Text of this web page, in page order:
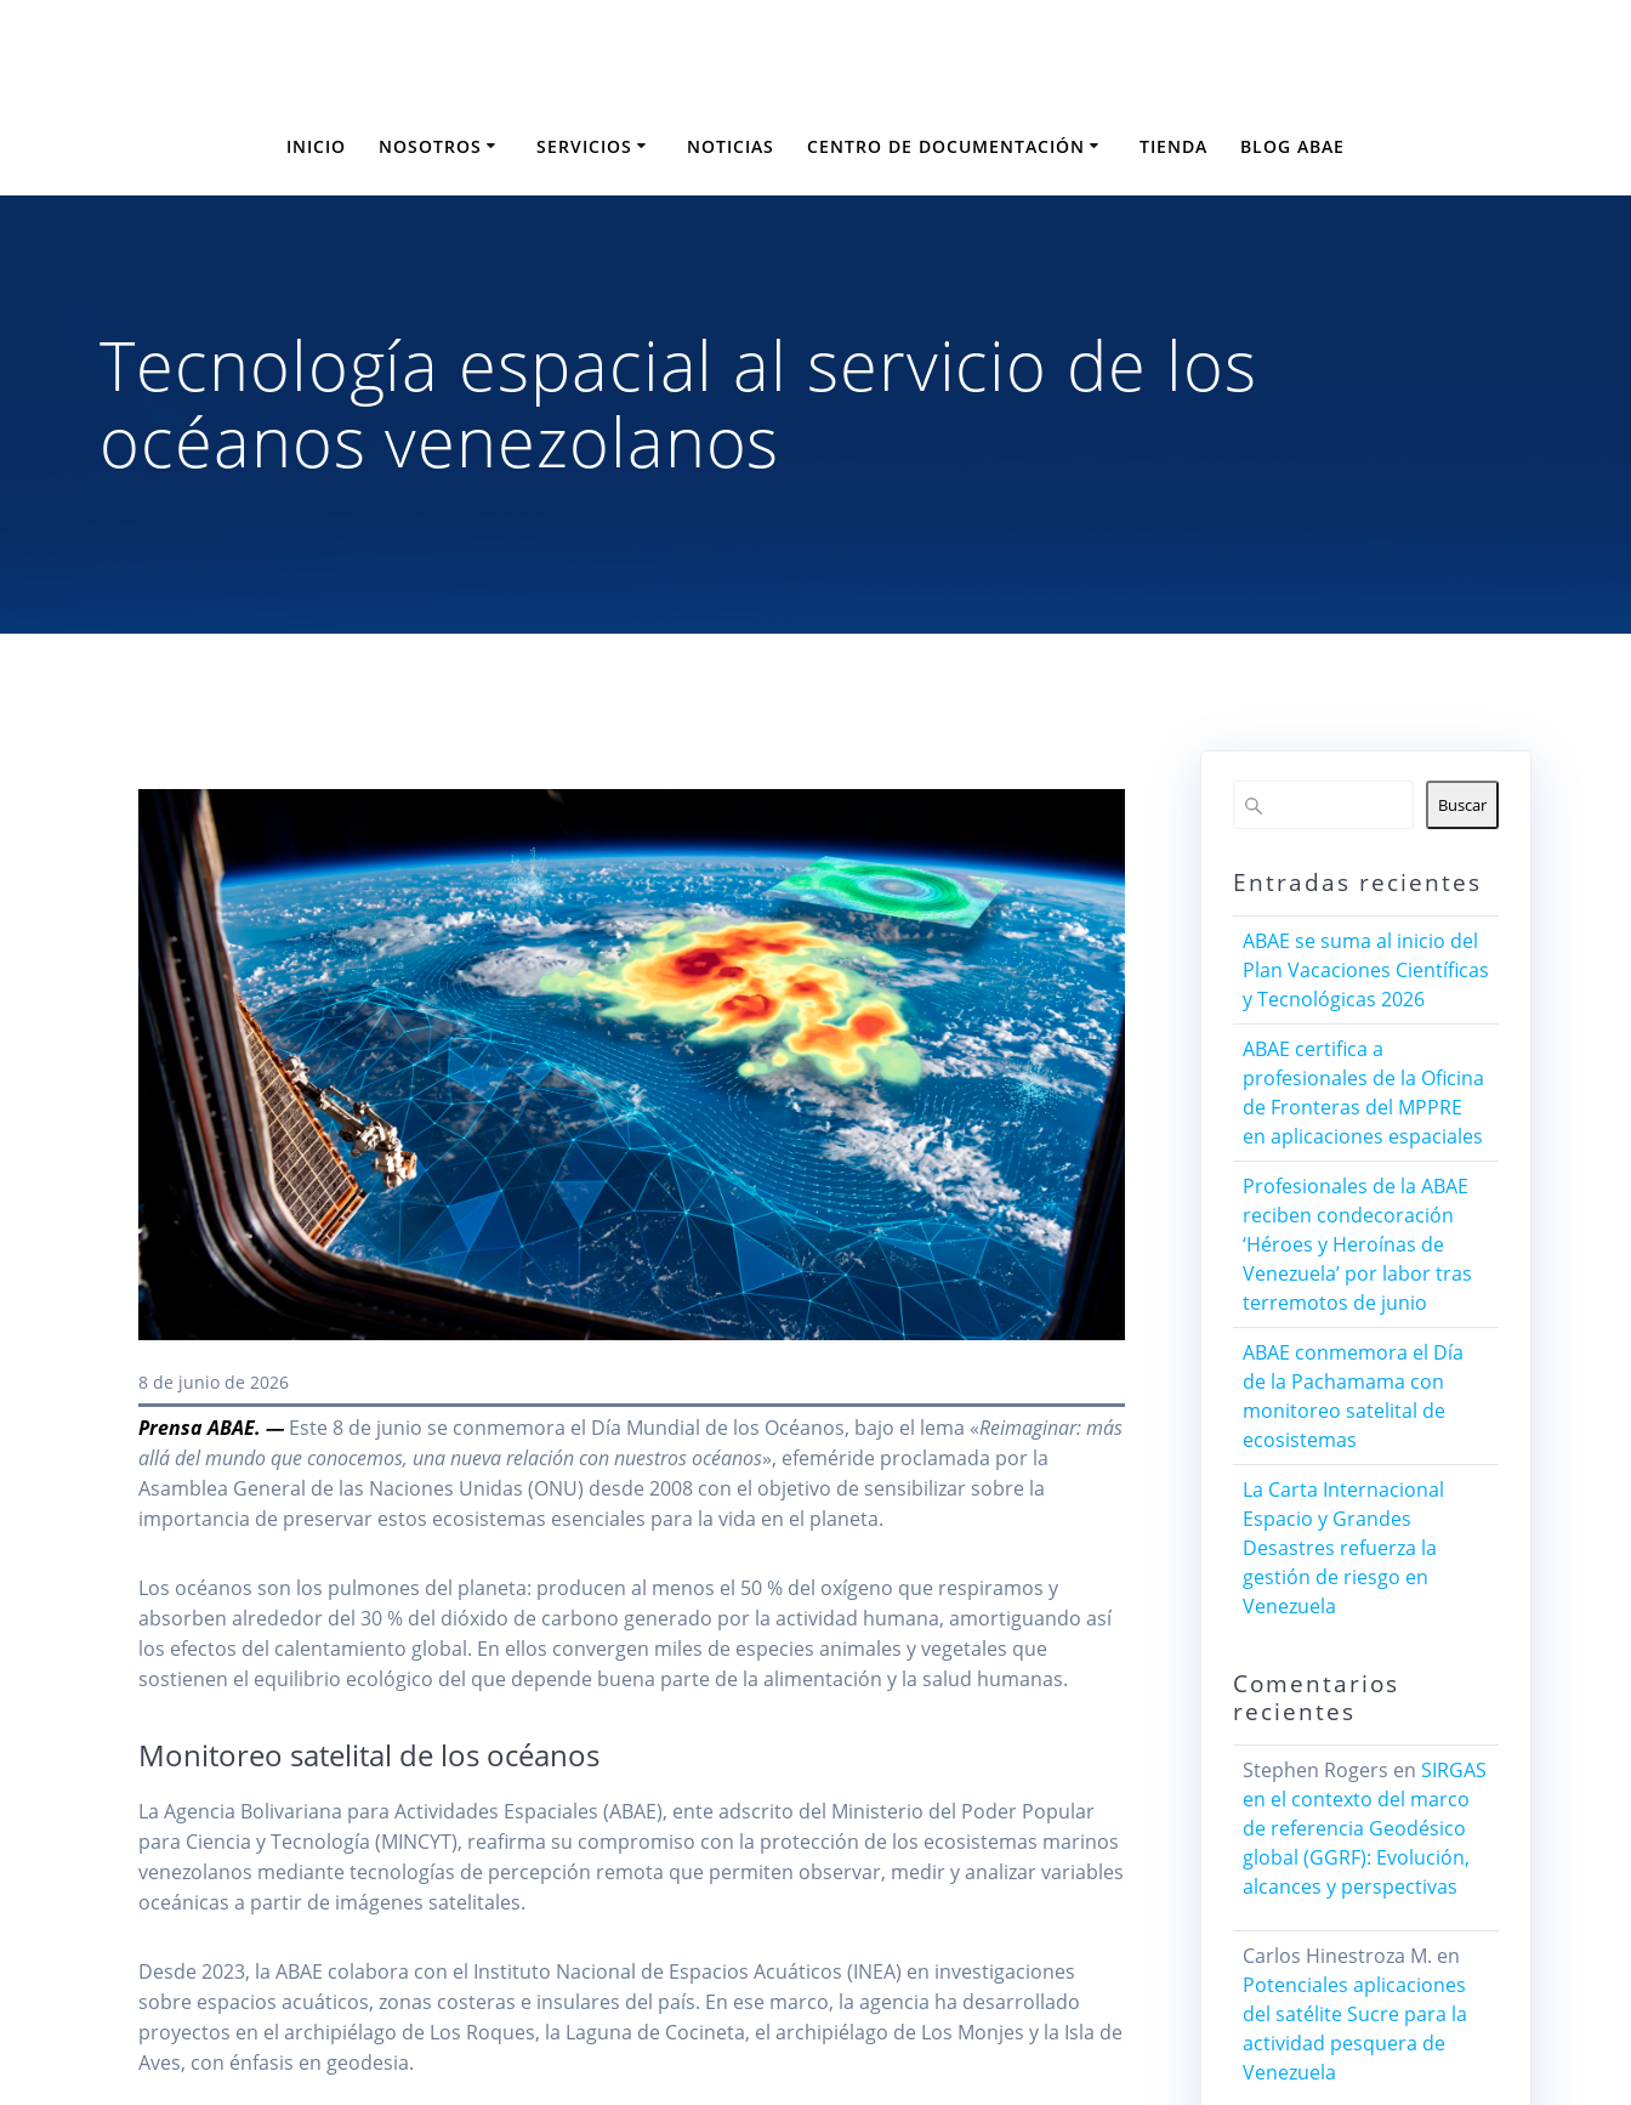
INICIO NOSOTROS SERVICIOS NOTICIAS CENTRO DE DOCUMENTACIÓN TIENDA BLOG ABAE
Tecnología espacial al servicio de los
océanos venezolanos
8 de junio de 2026
Prensa ABAE. — Este 8 de junio se conmemora el Día Mundial de los Océanos, bajo el lema «Reimaginar: más
allá del mundo que conocemos, una nueva relación con nuestros océanos», efeméride proclamada por la
Asamblea General de las Naciones Unidas (ONU) desde 2008 con el objetivo de sensibilizar sobre la
importancia de preservar estos ecosistemas esenciales para la vida en el planeta.
Los océanos son los pulmones del planeta: producen al menos el 50 % del oxígeno que respiramos y
absorben alrededor del 30 % del dióxido de carbono generado por la actividad humana, amortiguando así
los efectos del calentamiento global. En ellos convergen miles de especies animales y vegetales que
sostienen el equilibrio ecológico del que depende buena parte de la alimentación y la salud humanas.
Monitoreo satelital de los océanos
La Agencia Bolivariana para Actividades Espaciales (ABAE), ente adscrito del Ministerio del Poder Popular
para Ciencia y Tecnología (MINCYT), reafirma su compromiso con la protección de los ecosistemas marinos
venezolanos mediante tecnologías de percepción remota que permiten observar, medir y analizar variables
oceánicas a partir de imágenes satelitales.
Desde 2023, la ABAE colabora con el Instituto Nacional de Espacios Acuáticos (INEA) en investigaciones
sobre espacios acuáticos, zonas costeras e insulares del país. En ese marco, la agencia ha desarrollado
proyectos en el archipiélago de Los Roques, la Laguna de Cocineta, el archipiélago de Los Monjes y la Isla de
Aves, con énfasis en geodesia.
Buscar
Entradas recientes
ABAE se suma al inicio del
Plan Vacaciones Científicas
y Tecnológicas 2026
ABAE certifica a
profesionales de la Oficina
de Fronteras del MPPRE
en aplicaciones espaciales
Profesionales de la ABAE
reciben condecoración
‘Héroes y Heroínas de
Venezuela’ por labor tras
terremotos de junio
ABAE conmemora el Día
de la Pachamama con
monitoreo satelital de
ecosistemas
La Carta Internacional
Espacio y Grandes
Desastres refuerza la
gestión de riesgo en
Venezuela
Comentarios
recientes
Stephen Rogers en SIRGAS
en el contexto del marco
de referencia Geodésico
global (GGRF): Evolución,
alcances y perspectivas
Carlos Hinestroza M. en
Potenciales aplicaciones
del satélite Sucre para la
actividad pesquera de
Venezuela